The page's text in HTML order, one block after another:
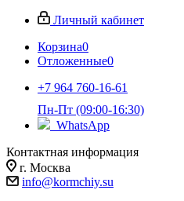
Личный кабинет
Корзина0
Отложенные0
+7 964 760-16-61
Пн-Пт (09:00-16:30)
WhatsApp
Контактная информация
г. Москва
info@kormchiy.su